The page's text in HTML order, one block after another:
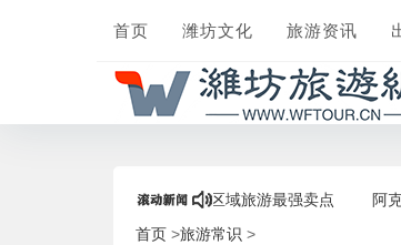
首页 潍坊文化 旅游资讯
气爆棚，打造“后疫情”区域旅游最强卖点 阿克苏机
首页 >旅游常识 >